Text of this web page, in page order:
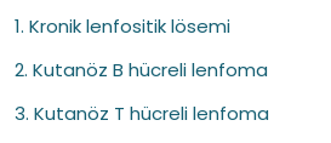
1. Kronik lenfositik lösemi
2. Kutanöz B hücreli lenfoma
3. Kutanöz T hücreli lenfoma